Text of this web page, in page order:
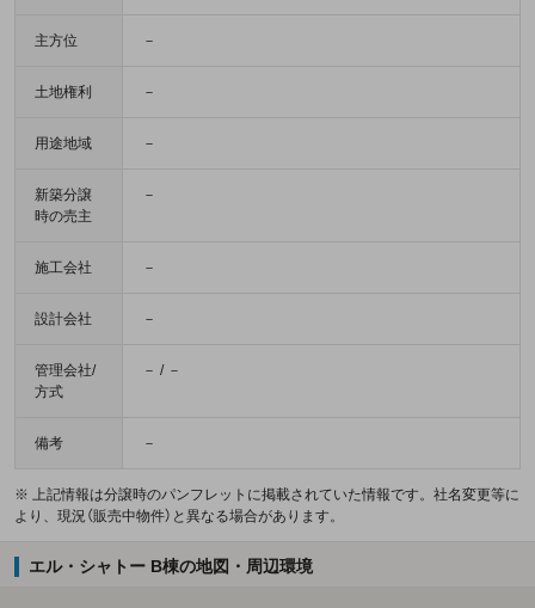
主方位 －
土地権利 －
用途地域 －
新築分譲
時の売主
－
施工会社 －
設計会社 －
管理会社/
方式
－ / －
備考 －
※ 上記情報は分譲時のパンフレットに掲載されていた情報です。社名変更等に
より、現況（販売中物件）と異なる場合があります。
エル・シャトー B棟の地図・周辺環境